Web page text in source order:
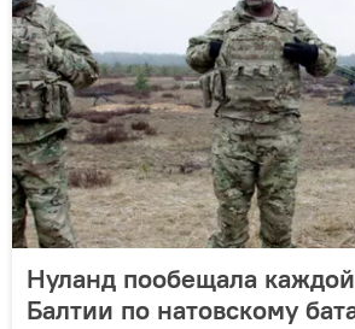
Нуланд пообещала
Балтии по натовскому